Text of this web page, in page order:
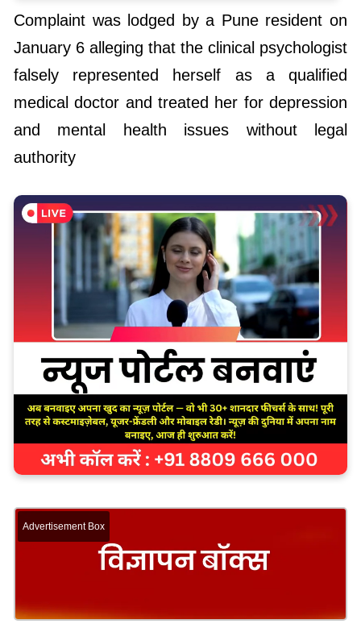
Complaint was lodged by a Pune resident on
January 6 alleging that the clinical psychologist
falsely represented herself as a qualified
medical doctor and treated her for depression
and mental health issues without legal
authority
Advertisement Box